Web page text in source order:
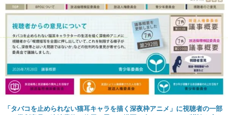
「タバコを止められない猫耳キャラを描く深夜枠アニメ」に視聴者の一部